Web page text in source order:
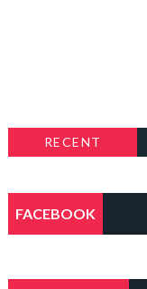
RECENT
FACEBOOK